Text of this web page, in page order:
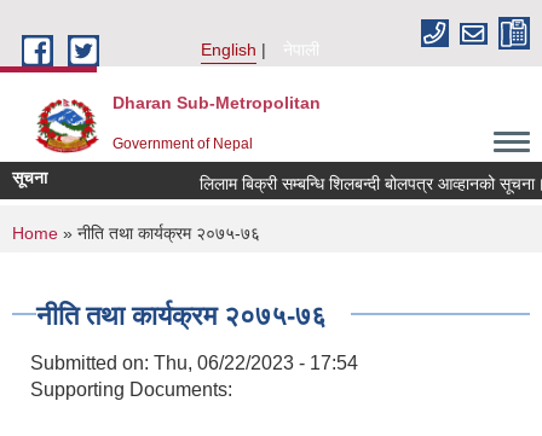
English
नेपाली
Dharan Sub-Metropolitan
Government of Nepal
सूचना लिलाम बिक्री सम्बन्धि शिलबन्दी बोलपत्र आव्हानको सूचना।
You are here
Home » नीति तथा कार्यक्रम २०७५-७६
नीति तथा कार्यक्रम २०७५-७६
Submitted on: Thu, 06/22/2023 - 17:54
Supporting Documents: